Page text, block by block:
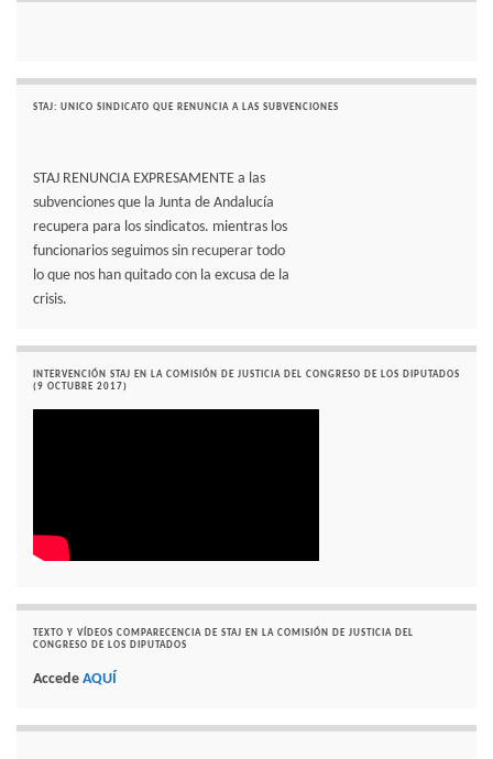
STAJ: UNICO SINDICATO QUE RENUNCIA A LAS SUBVENCIONES
STAJ RENUNCIA EXPRESAMENTE a las
subvenciones que la Junta de Andalucía
recupera para los sindicatos. mientras los
funcionarios seguimos sin recuperar todo
lo que nos han quitado con la excusa de la
crisis.
INTERVENCIÓN STAJ EN LA COMISIÓN DE JUSTICIA DEL CONGRESO DE LOS DIPUTADOS
(9 OCTUBRE 2017)
TEXTO Y VÍDEOS COMPARECENCIA DE STAJ EN LA COMISIÓN DE JUSTICIA DEL
CONGRESO DE LOS DIPUTADOS
Accede AQUÍ